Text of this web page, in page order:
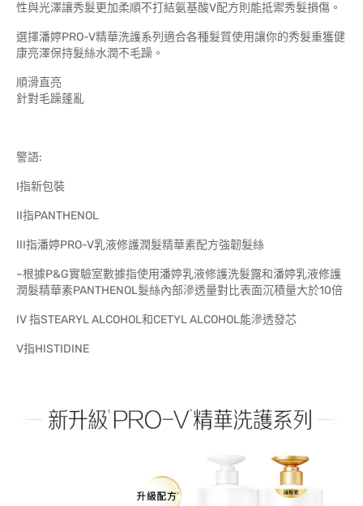
性與光澤讓秀髮更加柔順不打結氨基酸V配方則能抵禦秀髮損傷。
選擇潘婷PRO-V精華洗護系列適合各種髮質使用讓你的秀髮重獲健
康亮澤保持髮絲水潤不毛躁。
順滑直亮
針對毛躁蓬亂
警語:
I指新包裝
II指PANTHENOL
III指潘婷PRO-V乳液修護潤髮精華素配方強韌髮絲
~根據P&G實驗室數據指使用潘婷乳液修護洗髮露和潘婷乳液修護
潤髮精華素PANTHENOL髮絲內部滲透量對比表面沉積量大於10倍
IV 指STEARYL ALCOHOL和CETYL ALCOHOL能滲透發芯
V指HISTIDINE